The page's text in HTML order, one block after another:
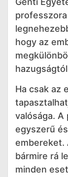
hogy az
Ha csak az
valósága. A
egyszerű
embereket.
bármire rá
minden